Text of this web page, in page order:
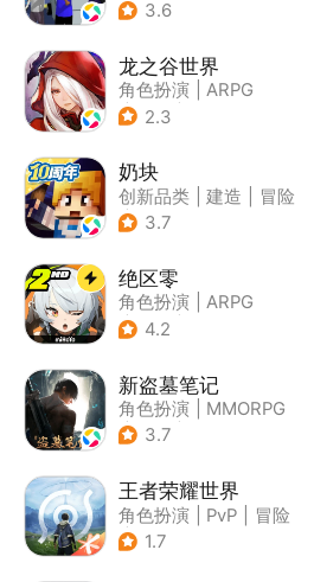
| 第一人称射击
3.6
龙之谷世界
角色扮演
ARPG
| 奇幻
2.3
奶块
创新品类 建造
冒险
| 开放世界
3.7
绝区零
角色扮演
ARPG
| 冒险
4.2
新盗墓笔记
角色扮演
MMORPG
| 冒险
3.7
王者荣耀世界
角色扮演 PvP
冒险
| 开放世界
1.7